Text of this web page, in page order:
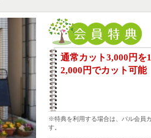
通常カット3,000円
2,000円でカット可能
※特典を利用する場合は、パル会員
す。